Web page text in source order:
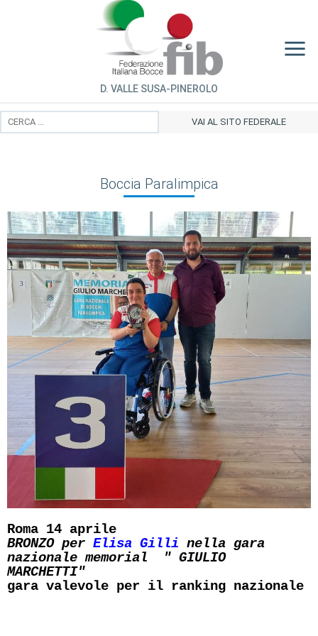
D. VALLE SUSA-PINEROLO
VAI AL SITO FEDERALE
Boccia Paralimpica
Roma 14 aprile
BRONZO per Elisa Gilli nella gara
nazionale memorial " GIULIO
MARCHETTI"
gara valevole per il ranking nazionale